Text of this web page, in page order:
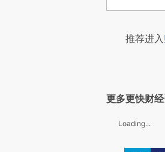
推荐进入
更多更快财
Loading...